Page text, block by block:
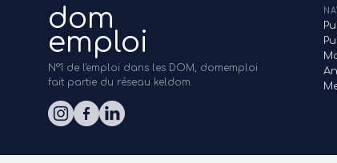
dom
emploi
N°1 de l'emploi dans les DOM, domemploi
fait partie du réseau keldom.